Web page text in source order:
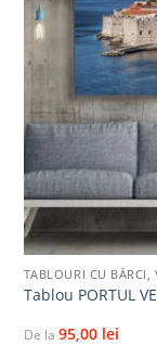
TABLOURI CU BĂRCI,
Tablou PORTUL
De la 95,00 lei